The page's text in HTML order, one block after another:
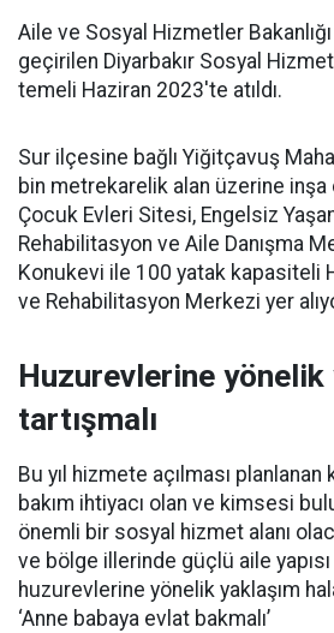
Aile ve Sosyal Hizmetler
geçirilen Diyarbakır Sosyal
temeli Haziran 2023'te atıldı.
Sur ilçesine bağlı Yiğitçavuş
bin metrekarelik alan üzerine
Çocuk Evleri Sitesi, Engelsiz
Rehabilitasyon ve Aile Danışma
Konukevi ile 100 yatak kapasiteli
ve Rehabilitasyon Merkezi yer
Huzurevlerine yönelik
tartışmalı
Bu yıl hizmete açılması
bakım ihtiyacı olan ve kimsesi
önemli bir sosyal hizmet alanı
ve bölge illerinde güçlü aile
huzurevlerine yönelik yaklaşım
‘Anne babaya evlat bakmalı’